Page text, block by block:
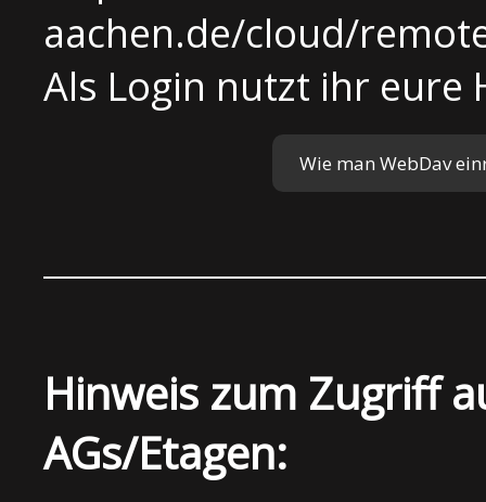
aachen.de/cloud/
Als Login nutzt ihr eure
Wie man WebDav
Hinweis zum Zugriff
AGs/Etagen: